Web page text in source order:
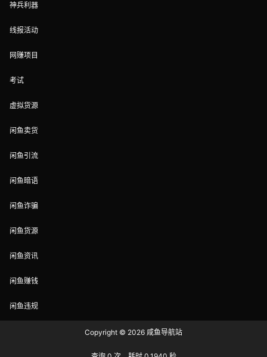
神兵利器
线报活动
网赚项目
考试
虚拟货源
闲鱼卖货
闲鱼引流
闲鱼暗语
闲鱼诈骗
闲鱼货源
闲鱼资讯
闲鱼赚钱
闲鱼违规
Copyright © 2026 咸鱼导航站